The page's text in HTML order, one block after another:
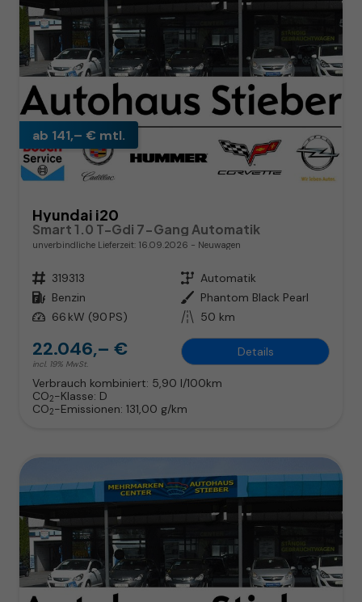
ab 141,– € mtl.
Hyundai i20
Smart 1.0 T-Gdi 7-Gang Automatik
unverbindliche Lieferzeit: 16.09.2026 Neuwagen
Fahrzeugnr. 319313 Getriebe Automatik
Kraftstoff Benzin Außenfarbe Phantom Black Pearl
Leistung 66 kW (90 PS) Kilometerstand 50 km
22.046,– €
incl. 19% MwSt.
Details
Verbrauch kombiniert: 5,90 l/100km
CO2-Klasse: D
CO2-Emissionen: 131,00 g/km